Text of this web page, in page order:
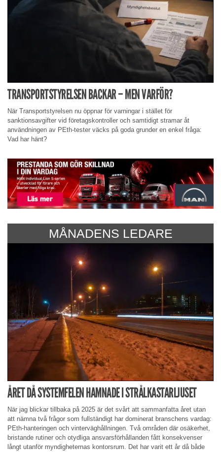
TRANSPORTSTYRELSEN BACKAR – MEN VARFÖR?
När Transportstyrelsen nu öppnar för varningar i stället för
sanktionsavgifter vid företagskontroller och samtidigt stramar åt
användningen av PEth-tester väcks på goda grunder en enkel fråga:
Vad har hänt?
MÅNADENS LEDARE
ÅRET DÅ SYST­EMFELEN HAMNADE I STRÅL­KASTARLJUSET
När jag blickar tillbaka på 2025 är det svårt att sammanfatta året utan
att ­nämna två frågor som ­fullständigt har domin­erat branschens vardag:
PEth-­hanteringen och vinterväghållningen. Två områden där osäkerhet,
bristande rutiner och otydliga ansvarsförhållanden fått kons­ekvenser
långt utanför myndighet­ernas kontorsrum. Det har varit ett år då både